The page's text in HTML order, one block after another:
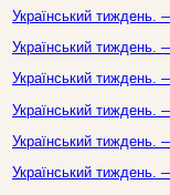
Український
Український
Український
Український
Український
Український